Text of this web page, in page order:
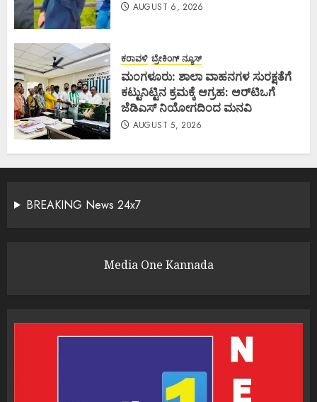
AUGUST 6, 2026
ಕರಾವಳಿ ಬ್ರೇಕಿಂಗ್ ನ್ಯೂಸ್
ಮಂಗಳೂರು: ಶಾಲಾ ವಾಹನಗಳ ಸುರಕ್ಷತೆಗೆ
ಕಟ್ಟುನಿಟ್ಟಿನ ಕ್ರಮಕ್ಕೆ ಆಗ್ರಹ: ಆರ್‌ಟಿಒಗೆ
ಜೆಡಿಎಸ್ ನಿಯೋಗದಿಂದ ಮನವಿ
AUGUST 5, 2026
BREAKING News 24x7
Media One Kannada